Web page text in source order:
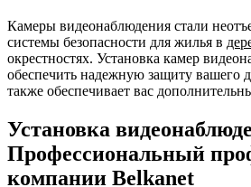
Камеры видеонаблюдения стали
системы безопасности для жилья в
окрестностях. Установка камер
обеспечить надежную защиту вашего
также обеспечивает вас
Установка
Профессиональный
компании Belkanet